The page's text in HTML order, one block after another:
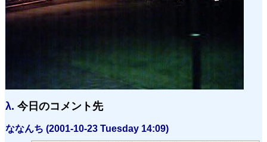
λ. 今日のコメント先
ななんち (2001-10-23 Tuesday 14:09)